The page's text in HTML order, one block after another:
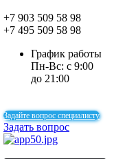
+7 903 509 58 98
+7 495 509 58 98
График работы
Пн-Вс: с 9:00
до 21:00
Задайте вопрос специалисту
Задать вопрос